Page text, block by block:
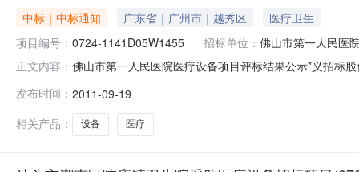
中标｜中标通知 广东省｜广州市｜越秀区
医疗卫生
项目编号： 0724-1141D05W1455 招标单位： 佛山市第一人民医
正文内容： 佛山市第一人民医院医疗设备项目评标结果公示*义招标
标金额：包1：设备名称、数量：单光子发射及计算机断
104、105、10
发布时间： 2011-09-19
相关产品：
设备 医疗